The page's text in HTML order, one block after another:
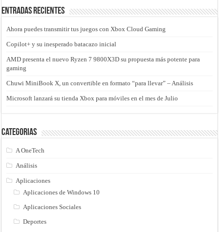
Entradas recientes
Ahora puedes transmitir tus juegos con Xbox Cloud Gaming
Copilot+ y su inesperado batacazo inicial
AMD presenta el nuevo Ryzen 7 9800X3D su propuesta más potente para
gaming
Chuwi MiniBook X, un convertible en formato “para llevar” – Análisis
Microsoft lanzará su tienda Xbox para móviles en el mes de Julio
Categorias
A OneTech
Análisis
Aplicaciones
Aplicaciones de Windows 10
Aplicaciones Sociales
Deportes